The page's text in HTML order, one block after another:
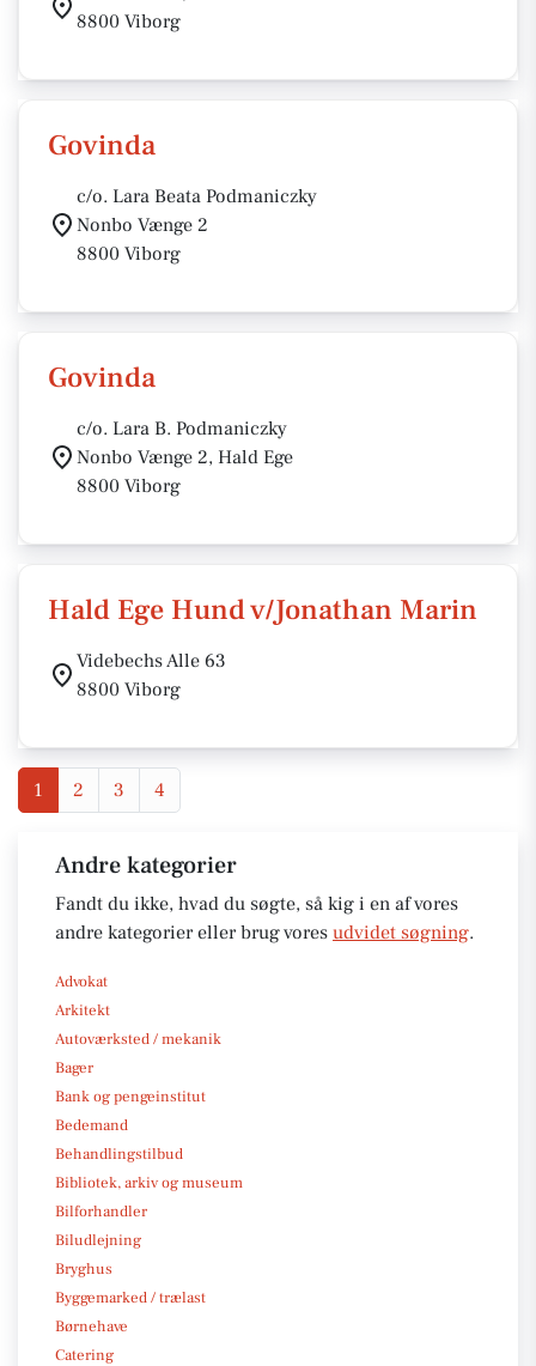
8800 Viborg
Govinda
c/o. Lara Beata Podmaniczky
Nonbo Vænge 2
8800 Viborg
Govinda
c/o. Lara B. Podmaniczky
Nonbo Vænge 2, Hald Ege
8800 Viborg
Hald Ege Hund v/Jonathan Marin
Videbechs Alle 63
8800 Viborg
1 2 3 4
Andre kategorier
Fandt du ikke, hvad du søgte, så kig i en af vores
andre kategorier eller brug vores udvidet søgning.
Advokat
Arkitekt
Autoværksted / mekanik
Bager
Bank og pengeinstitut
Bedemand
Behandlingstilbud
Bibliotek, arkiv og museum
Bilforhandler
Biludlejning
Bryghus
Byggemarked / trælast
Børnehave
Catering